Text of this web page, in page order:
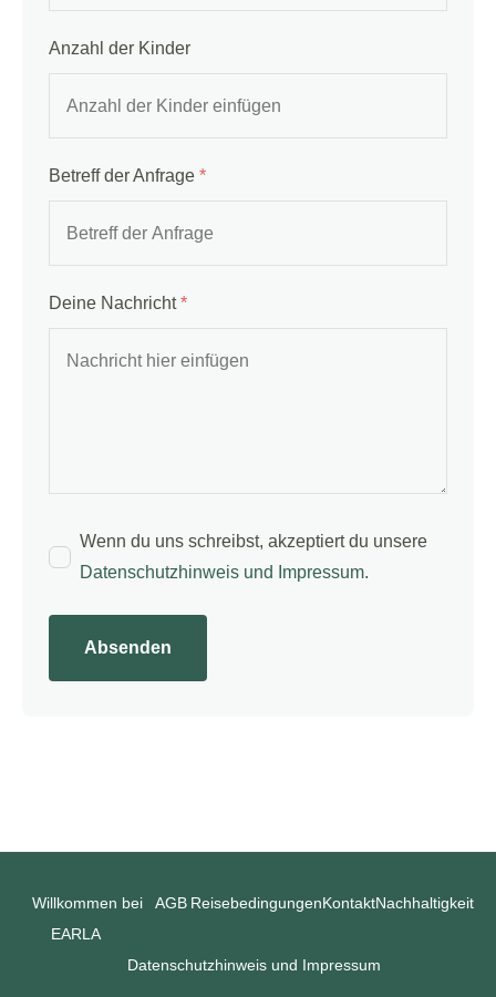
Anzahl der Kinder
Betreff der Anfrage *
Deine Nachricht*
Wenn du uns schreibst, akzeptiert du unsere
Datenschutzhinweis und Impressum.
Absenden
Willkommen bei
EARLA
AGB ReisebedingungenKontaktNachhaltigkeit
Datenschutzhinweis und Impressum